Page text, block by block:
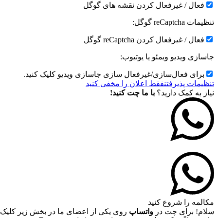
فعال / غیرفعال کردن نقشه های گوگل
تنظیمات reCaptcha گوگل:
فعال / غیرفعال کردن reCaptcha گوگل
جاسازی ویدیو ویمئو یا یوتیوب:
برای فعال‌سازی/غیرفعال سازی جاسازی ویدیو کلیک کنید.
تنظیمات پذیرفتنفقط اعلان را مخفی کنید
نیاز به کمک دارید؟ با ما چت کنید!
مکالمه را شروع کنید
سلام! برای چت در واتساپ روی یکی از اعضای ما در بخش زیر کلیک